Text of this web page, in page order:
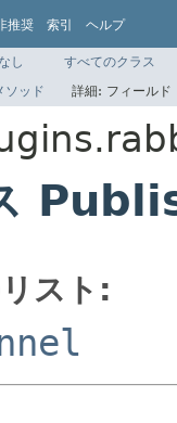
推奨 索引 ヘルプ
し
すべてのクラス
ソッド 詳細: フィール
スト: